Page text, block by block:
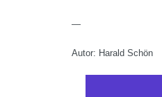
—
Autor: Harald Schön